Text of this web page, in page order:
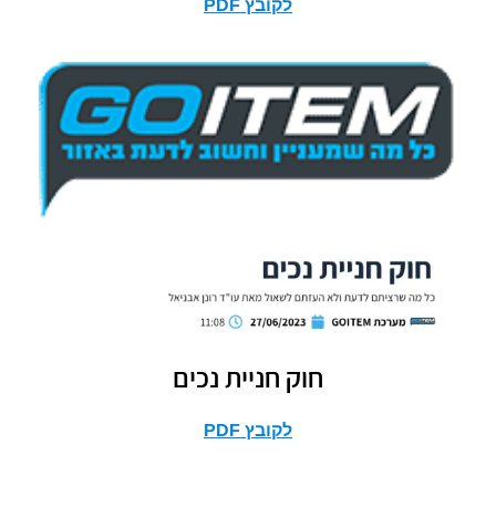
לקובץ PDF
חוק חניית נכים
לקובץ PDF